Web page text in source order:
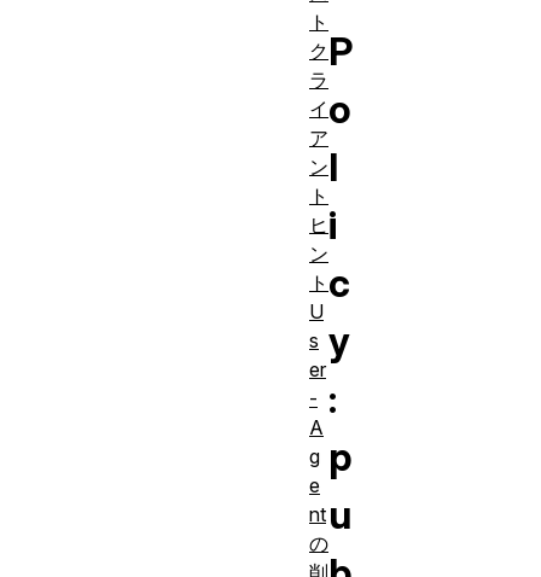
P
o
l
i
c
y
:
p
u
ト
ク
ラ
イ
ア
ン
ト
ヒ
ン
ト
U
s
er
-
A
g
e
nt
の